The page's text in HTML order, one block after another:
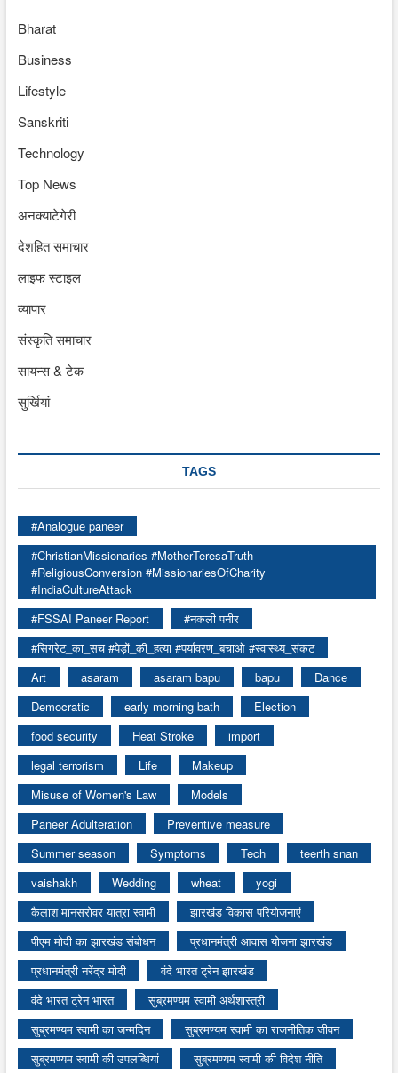
Bharat
Business
Lifestyle
Sanskriti
Technology
Top News
अनक्याटेगेरी
देशहित समाचार
लाइफ स्टाइल
व्यापार
संस्कृति समाचार
सायन्स & टेक
सुर्खियां
TAGS
#Analogue paneer
#ChristianMissionaries #MotherTeresaTruth
#ReligiousConversion #MissionariesOfCharity
#IndiaCultureAttack
#FSSAI Paneer Report
#नकली पनीर
#सिगरेट_का_सच #पेड़ों_की_हत्या #पर्यावरण_बचाओ #स्वास्थ्य_संकट
Art
asaram asaram bapu bapu
Dance
Democratic
early morning bath
Election
food security
Heat Stroke
import
legal terrorism
Life
Makeup
Misuse of Women's Law
Models
Paneer Adulteration
Preventive measure
Summer season
Symptoms Tech
teerth snan
vaishakh
Wedding wheat
yogi
कैलाश मानसरोवर यात्रा स्वामी
झारखंड विकास परियोजनाएं
पीएम मोदी का झारखंड संबोधन
प्रधानमंत्री आवास योजना झारखंड
प्रधानमंत्री नरेंद्र मोदी
वंदे भारत ट्रेन झारखंड
वंदे भारत ट्रेन भारत
सुब्रमण्यम स्वामी अर्थशास्त्री
सुब्रमण्यम स्वामी का जन्मदिन
सुब्रमण्यम स्वामी का राजनीतिक जीवन
सुब्रमण्यम स्वामी की उपलब्धियां
सुब्रमण्यम स्वामी की विदेश नीति